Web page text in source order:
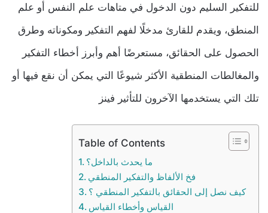
للتفكير السليم دون الدخول في متاهات علم النفس أو علم
المنطق، ويقدم للقارئ مدخلًا لفهم التفكير ومكوناته وطرق
الحصول على الحقائق، مستعرضًا أهم وأبرز أخطاء التفكير
والمغالطات المنطقية الأكثر شيوعًا التي يمكن أن نقع فيها أو
تلك التي يستخدمها الآخرون للتأثير فينز
Table of Contents
ما يحدث بالداخل؟
فخ الألفاظ والتفكير المنطقي
كيف نصل إلى الحقائق بالتفكير المنطقي ؟
القياس وأخطاء القياس